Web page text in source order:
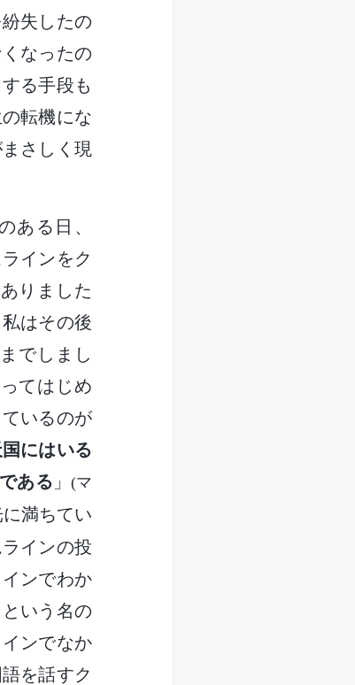
失したの
なったの
る手段も
転機にな
さしく現
ある日、
インをク
りました
はその後
でしまし
てはじめ
いるのが
にはいる
ある 」 (マ
満ちてい
インの投
ンでわか
いう名の
ンでなか
を話すク